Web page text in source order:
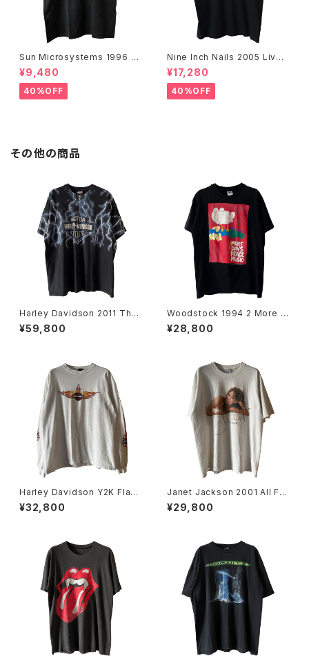
Sun Microsystems 1996 JA
VA DAY CMU '96 Promo Te
e
¥9,480
40%OFF
Nine Inch Nails 2005 Live
with Teeth Band Tee
¥17,280
40%OFF
その他の商品
Harley Davidson 2011 Thun
der Lightning Tee
¥59,800
Woodstock 1994 2 More D
ays Of Peace & Music Ban
d Tee
¥28,800
Harley Davidson Y2K Flam
e Emblem Logo L/S Tee
¥32,800
Janet Jackson 2001 All For
You World Tour Rap Tee
¥29,800